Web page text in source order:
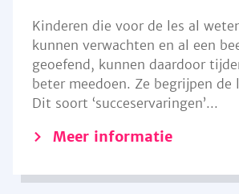
Kinderen die voor de les al
kunnen verwachten en al een
geoefend, kunnen daardoor
beter meedoen. Ze begrijpen de
Dit soort ‘succeservaringen’...
Meer informatie